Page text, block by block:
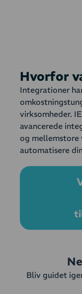
Hvorfor
Integrationer
virksomheder.
avancerede
og mellemstore
automatisere
Bliv guidet